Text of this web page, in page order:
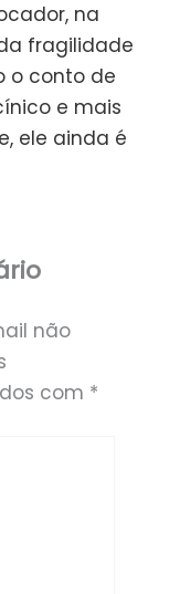
na
fragilidade
o conto de
e mais
ele ainda é
não
com *